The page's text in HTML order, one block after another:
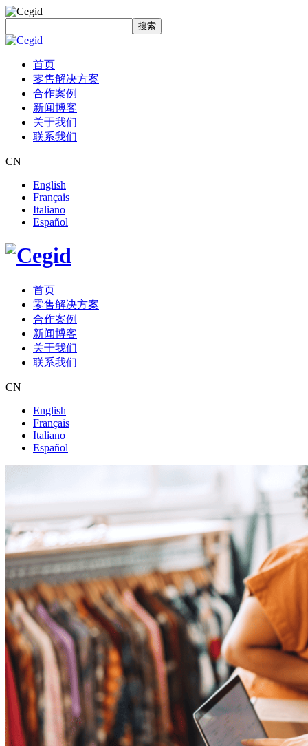
搜索
首页
零售解决方案
合作案例
新闻博客
关于我们
联系我们
CN
English
Français
Italiano
Español
首页
零售解决方案
合作案例
新闻博客
关于我们
联系我们
CN
English
Français
Italiano
Español